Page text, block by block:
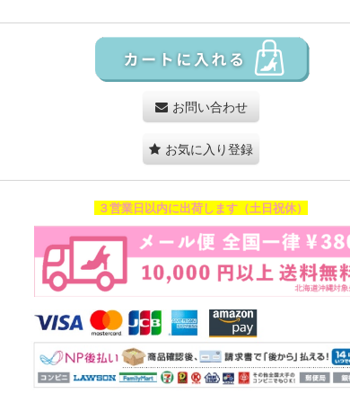
お問い合わせ
お気に入り登録
３営業日以内に出荷します（土日祝休）